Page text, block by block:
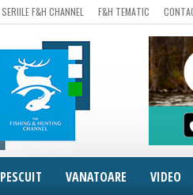
SERIILE F&H CHANNEL F&H TEMATIC
PESCUIT VANATOARE VIDEO